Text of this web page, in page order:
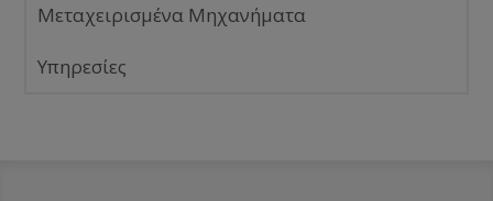
Μεταχειρισμένα Μηχανήματα
Υπηρεσίες